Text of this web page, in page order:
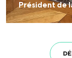
Président de